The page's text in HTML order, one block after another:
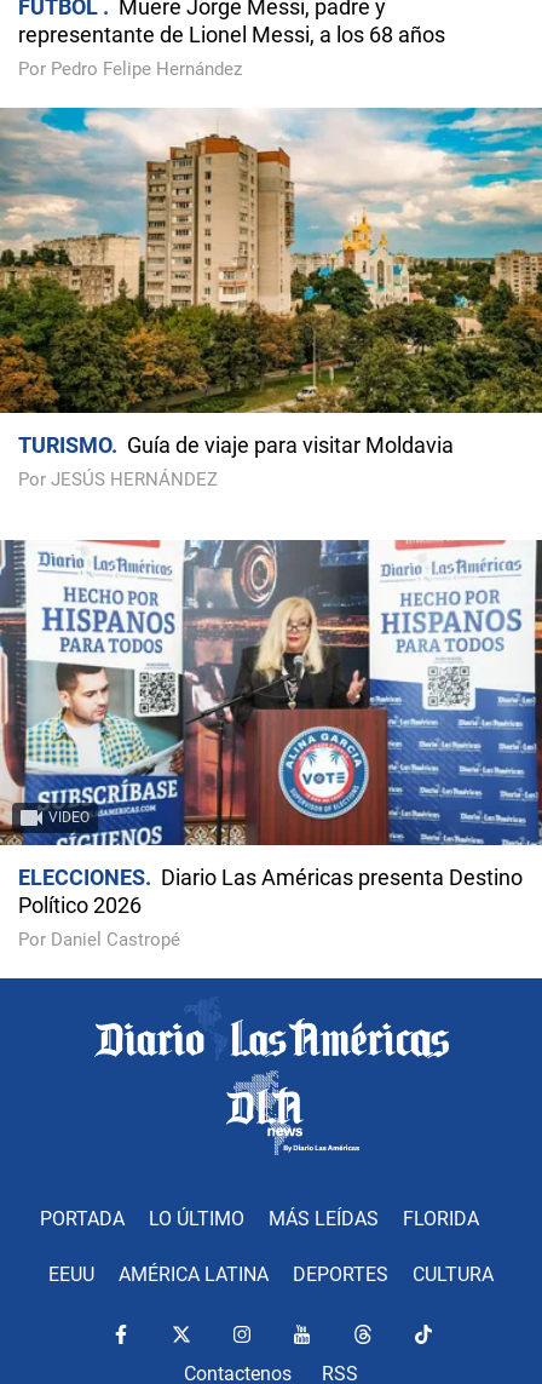
FÚTBOL
Muere Jorge Messi, padre y
representante de Lionel Messi, a los 68 años
Por Pedro Felipe Hernández
TURISMO Guía de viaje para visitar Moldavia
Por JESÚS HERNÁNDEZ
VIDEO
ELECCIONES
Diario Las Américas presenta Destino
Político 2026
Por Daniel Castropé
PORTADA LO ÚLTIMO MÁS LEÍDAS FLORIDA
EEUU AMÉRICA LATINA DEPORTES CULTURA
Contactenos RSS